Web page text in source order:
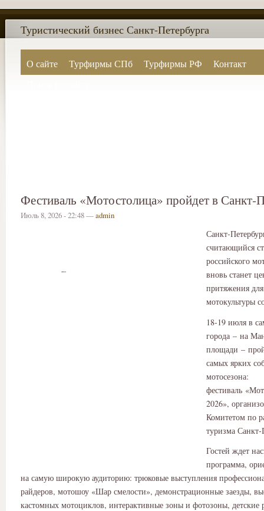
О сайте Турфирмы СПб Турфирмы РФ
Контакт
Туристический бизнес Санкт-Петербурга
Фестиваль «Мотостолица» пройдет в
Июль 8, 2026 - 22:48 —admin
считающийся
российского
вновь станет
притяжения
мотокультуры
18-19 июля в
города – на
площади –
самых ярких
мотосезона:
фестиваль
2026»,
Комитетом по
туризма
Гостей ждет
программа,
на самую широкую аудиторию: трюковые выступления
райдеров, мотошоу «Шар смелости», демонстрационные заезды,
кастомных мотоциклов, интерактивные зоны и фотозоны, детские